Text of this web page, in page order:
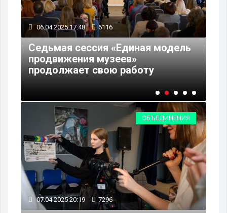
06.04.2025 17:48 6116
Седьмая сессия «Единая модель
продвижения музеев»
продолжает свою работу
ОБЪЕДИНЕНИЯ
07.04.2025 20:19 7296